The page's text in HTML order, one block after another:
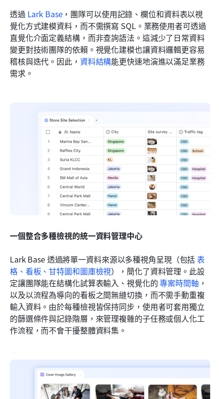
透過 Lark Base，團隊可以使用記錄、欄位和資料表以視
覺化方式建模資料，而不需撰寫 SQL。業務使用者可透過
直覺化介面定義結構，而非查詢語法。這減少了日常資料
變更對技術團隊的依賴。視覺化建模也讓資料邏輯更容易
稽核與迭代。因此， 資料結構能更快速地演進以滿足業務
需求。
一個整合多種檢視的統一資料管理中心
Lark Base 透過將單一資料來源以多種視角呈現（包括 表
格、看板、甘特圖和圖庫檢視），簡化了資料管理。此設
定讓團隊能在結構化試算表輸入、視覺化的 專案時間軸 ，
以及以流程為導向的看板之間無縫切換，而不需手動重複
輸入資料。由於每種檢視皆保持同步，使用者可套用獨立
的篩選條件與記錄階層，來管理複雜的子任務或個人化工
作流程，而不會干擾整體資料集。